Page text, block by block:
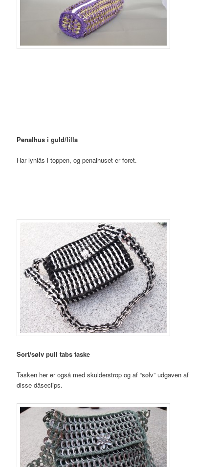
Penalhus i guld/lilla
Har lynlås i toppen, og penalhuset er foret.
Sort/sølv pull tabs taske
Tasken her er også med skulderstrop og af “sølv” udgaven af
disse dåseclips.